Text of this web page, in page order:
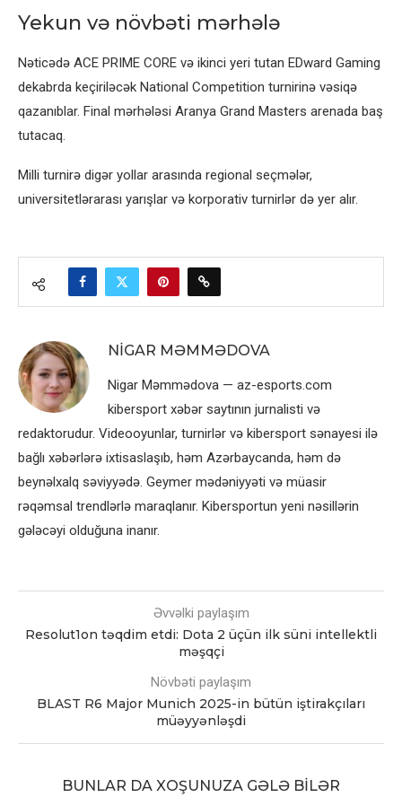
Yekun və növbəti mərhələ
Nəticədə ACE PRIME CORE və ikinci yeri tutan EDward Gaming
dekabrda keçiriləcək National Competition turnirinə vəsiqə
qazanıblar. Final mərhələsi Aranya Grand Masters arenada baş
tutacaq.
Milli turnirə digər yollar arasında regional seçmələr,
universitetlərarası yarışlar və korporativ turnirlər də yer alır.
NIGAR MƏMMƏDOVA
Nigar Məmmədova — az-esports.com
kibersport xəbər saytının jurnalisti və
redaktorudur. Videooyunlar, turnirlər və kibersport sənayesi ilə
bağlı xəbərlərə ixtisaslaşıb, həm Azərbaycanda, həm də
beynəlxalq səviyyədə. Geymer mədəniyyəti və müasir
rəqəmsal trendlərlə maraqlanır. Kibersportun yeni nəsillərin
gələcəyi olduğuna inanır.
Əvvəlki paylaşım
Resolut1on təqdim etdi: Dota 2 üçün ilk süni intellektli
məşqçi
Növbəti paylaşım
BLAST R6 Major Munich 2025-in bütün iştirakçıları
müəyyənləşdi
BUNLAR DA XOŞUNUZA GƏLƏ BILƏR